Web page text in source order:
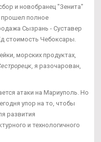
и новобранец "Зенита"
прошел полное
Сызрань - Суставер
стоимость Чебоксары.
морских продуктах,
, я разочарован,
атаки на Мариуполь. Но
упор на то, чтобы
развития
и технологичного